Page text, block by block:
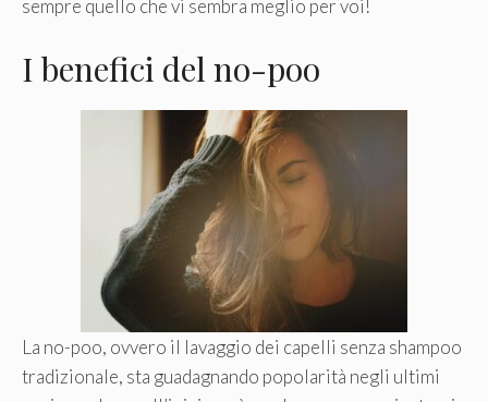
sempre quello che vi sembra meglio per voi!
I benefici del no-poo
La no-poo, ovvero il lavaggio dei capelli senza shampoo
tradizionale, sta guadagnando popolarità negli ultimi